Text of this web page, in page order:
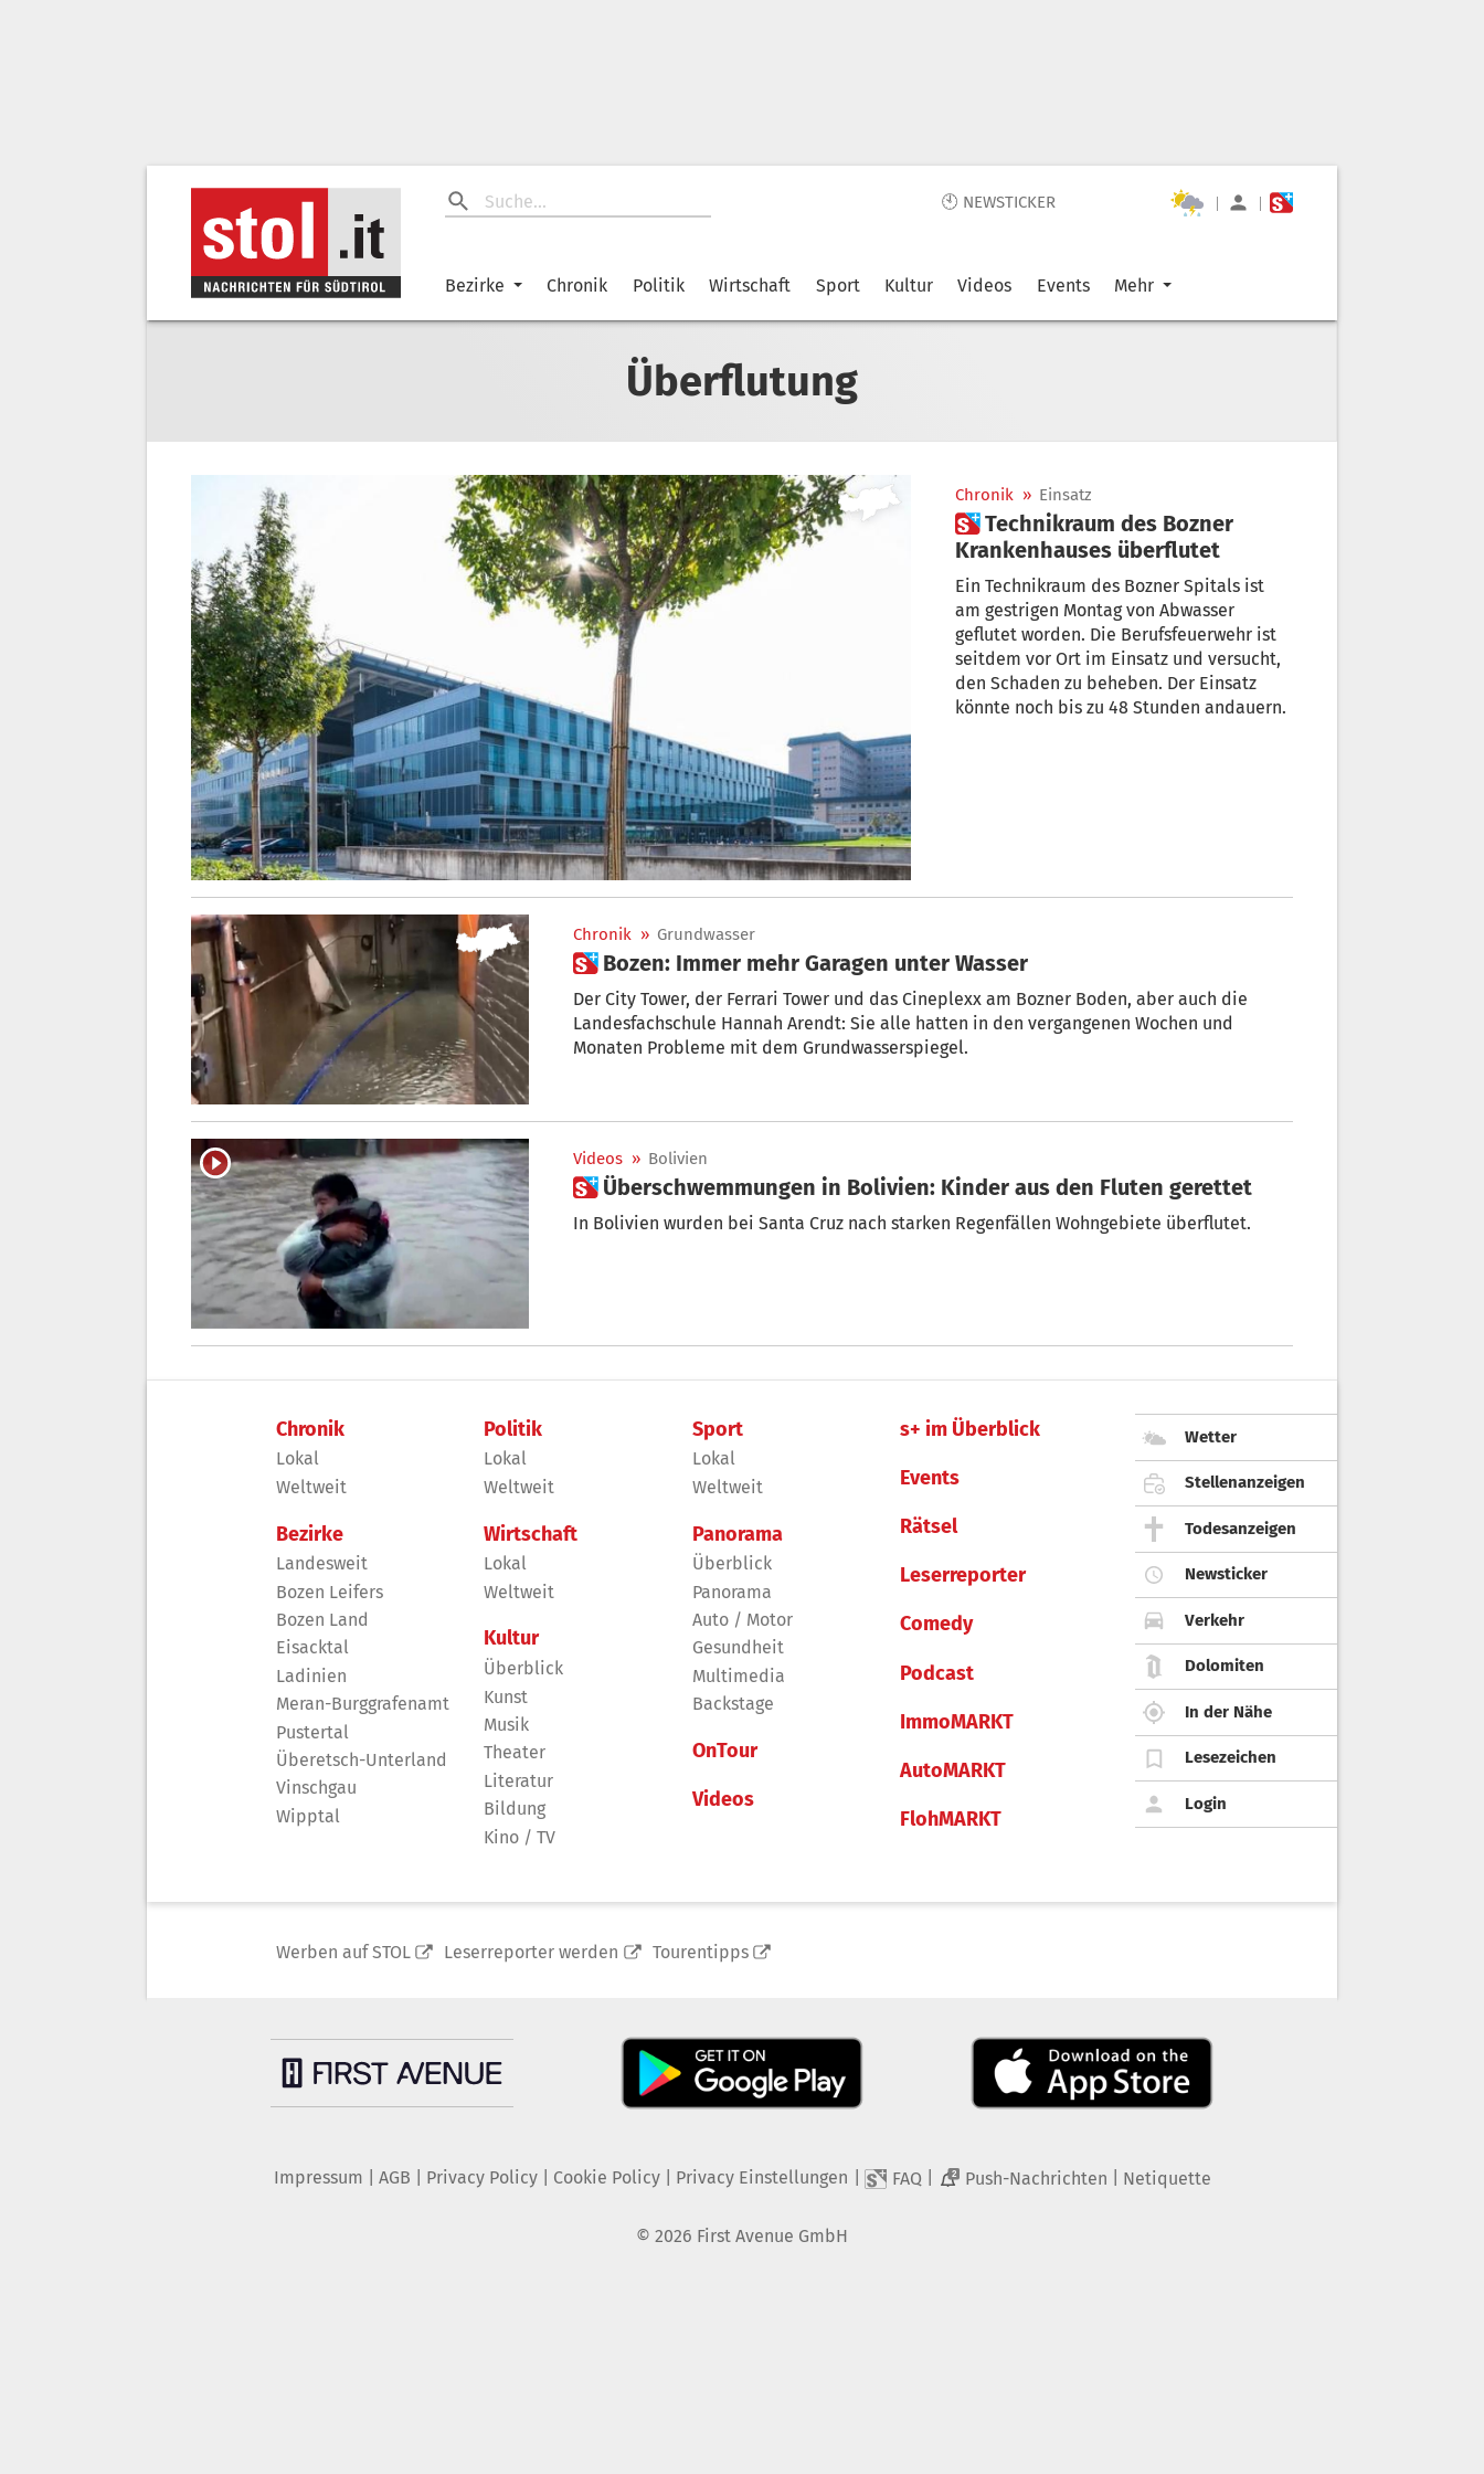
🕙 NEWSTICKER | |
Bezirke Chronik Politik Wirtschaft Sport Kultur Videos Events Mehr
Überflutung
Chronik » Einsatz
 Technikraum des Bozner
Krankenhauses überflutet
Ein Technikraum des Bozner Spitals ist
am gestrigen Montag von Abwasser
geflutet worden. Die Berufsfeuerwehr ist
seitdem vor Ort im Einsatz und versucht,
den Schaden zu beheben. Der Einsatz
könnte noch bis zu 48 Stunden andauern.
Chronik » Grundwasser
 Bozen: Immer mehr Garagen unter Wasser
Der City Tower, der Ferrari Tower und das Cineplexx am Bozner Boden, aber auch die
Landesfachschule Hannah Arendt: Sie alle hatten in den vergangenen Wochen und
Monaten Probleme mit dem Grundwasserspiegel.
Videos » Bolivien
 Überschwemmungen in Bolivien: Kinder aus den Fluten gerettet
In Bolivien wurden bei Santa Cruz nach starken Regenfällen Wohngebiete überflutet.
Chronik
Lokal
Weltweit
Bezirke
Landesweit
Bozen Leifers
Bozen Land
Eisacktal
Ladinien
Meran-Burggrafenamt
Pustertal
Überetsch-Unterland
Vinschgau
Wipptal
Politik
Lokal
Weltweit
Wirtschaft
Lokal
Weltweit
Kultur
Überblick
Kunst
Musik
Theater
Literatur
Bildung
Kino / TV
Sport
Lokal
Weltweit
Panorama
Überblick
Panorama
Auto / Motor
Gesundheit
Multimedia
Backstage
OnTour
Videos
s+ im Überblick
Events
Rätsel
Leserreporter
Comedy
Podcast
ImmoMARKT
AutoMARKT
FlohMARKT
Wetter
Stellenanzeigen
Todesanzeigen
Newsticker
Verkehr
Dolomiten
In der Nähe
Lesezeichen
Login
Werben auf STOL Leserreporter werden Tourentipps
Impressum AGB Privacy Policy| Cookie Policy| Privacy Einstellungen FAQ 2 Push-Nachrichten Netiquette
© 2026 First Avenue GmbH